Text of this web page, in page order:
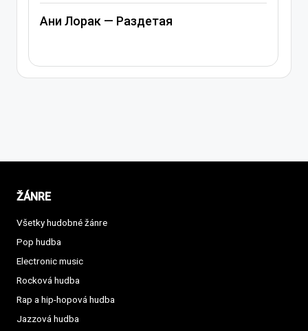
Ани Лорак — Раздетая
ŽÁNRE
Všetky hudobné žánre
Pop hudba
Electronic music
Rocková hudba
Rap a hip-hopová hudba
Jazzová hudba